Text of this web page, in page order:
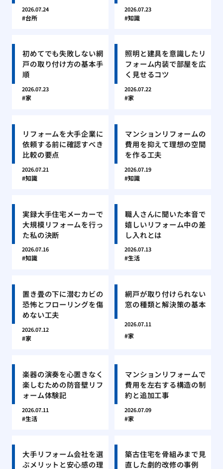
2026.07.24
台所
2026.07.23
知識
初めてでも失敗しない網
戸の取り付け方の基本手
順
2026.07.23
家
照明と建具を意識したリ
フォーム内装で部屋を広
く見せるコツ
2026.07.22
家
リフォームを大手企業に
依頼する前に確認すべき
比較の要点
2026.07.21
知識
マンションリフォームの
費用を抑えて理想の空間
を作る工夫
2026.07.19
知識
実録大手住宅メーカーで
大規模リフォームを行っ
た私の決断
2026.07.16
知識
職人さんに聞いた本音で
嬉しいリフォーム中の差
し入れとは
2026.07.13
生活
置き畳の下に潜むカビの
恐怖とフローリングを傷
めない工夫
2026.07.12
家
網戸が取り付けられない
窓の種類と解決策の基本
2026.07.11
家
楽器の演奏を心置きなく
楽しむための防音壁リフ
ォーム体験記
2026.07.11
生活
マンションリフォームで
費用を左右する構造の制
約と追加工事
2026.07.09
家
大手リフォーム会社を選
ぶメリットと安心感の理
築古住宅を骨組みまで見
直した劇的改修の事例